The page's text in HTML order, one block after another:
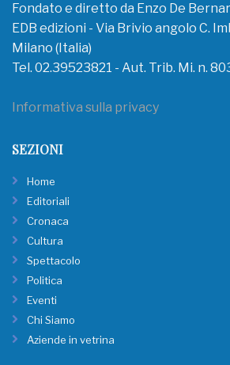
Fondato e diretto da Enzo De
EDB edizioni - Via Brivio angolo C.
Milano (Italia)
Tel. 02.39523821 - Aut. Trib. Mi. n.
Informativa sulla privacy
SEZIONI
Home
Editoriali
Cronaca
Cultura
Spettacolo
Politica
Eventi
Chi Siamo
Aziende in vetrina